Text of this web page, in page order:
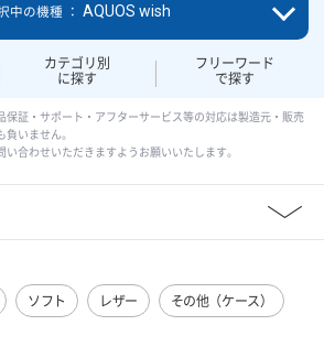
カテゴリ別
に探す
フリーワード
で探す
中の機種 ： AQUOS wish
保証・サポート・アフターサービス等の対応は製造元・販売
いません。
合わせいただきますようお願いいたします。
ソフト レザー その他（ケース）